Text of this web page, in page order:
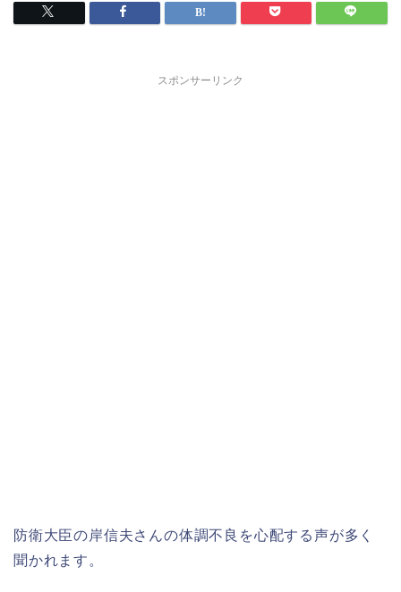
スポンサーリンク
防衛大臣の岸信夫さんの体調不良を心配する声が多く
聞かれます。